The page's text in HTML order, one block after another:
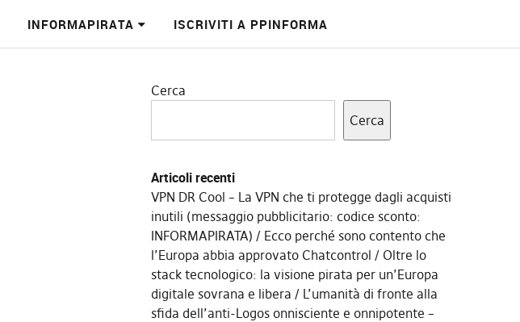
INFORMAPIRATA ISCRIVITI A PPINFORMA
Cerca
Cerca
Articoli recenti
VPN DR Cool – La VPN che ti protegge dagli acquisti
inutili (messaggio pubblicitario: codice sconto:
INFORMAPIRATA)
Ecco perché sono contento che
l’Europa abbia approvato Chatcontrol
Oltre lo
stack tecnologico: la visione pirata per un’Europa
digitale sovrana e libera
L’umanità di fronte alla
sfida dell’anti-Logos onnisciente e onnipotente –